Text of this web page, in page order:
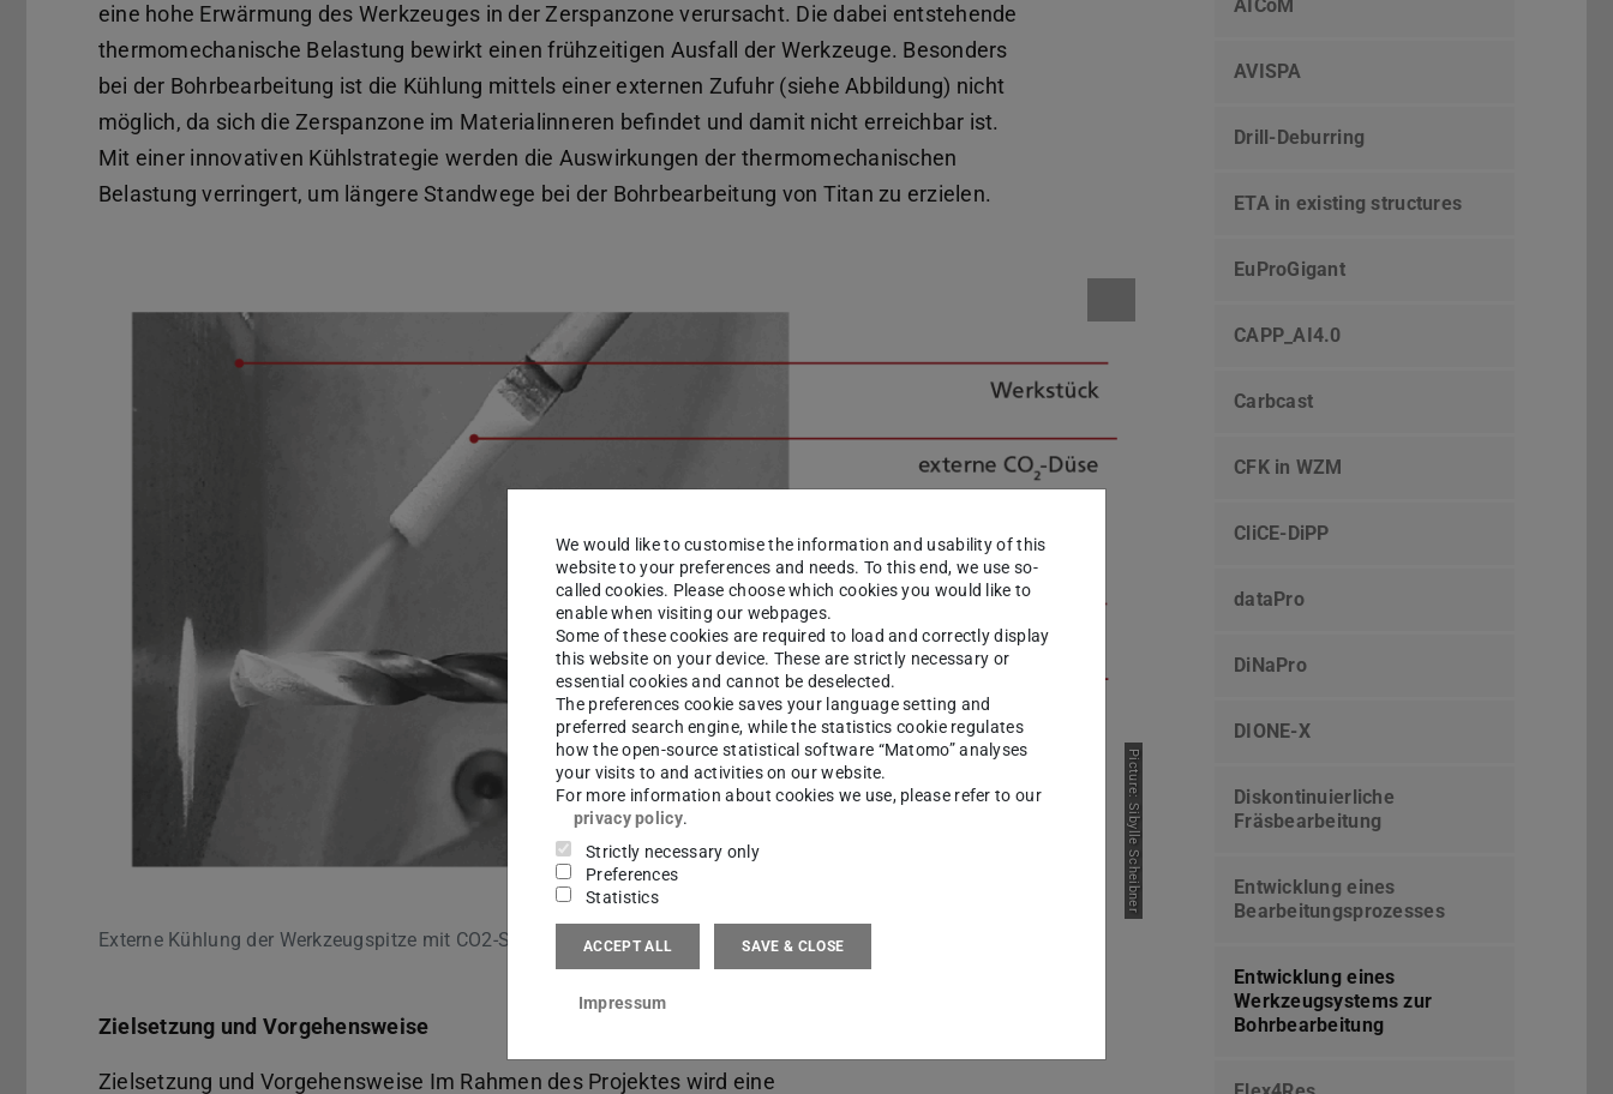
eine hohe Erwärmung des Werkzeuges in der Zerspanzone verursacht. Die dabei entstehende
thermomechanische Belastung bewirkt einen frühzeitigen Ausfall der Werkzeuge. Besonders
bei der Bohrbearbeitung ist die Kühlung mittels einer externen Zufuhr (siehe Abbildung) nicht
möglich, da sich die Zerspanzone im Materialinneren befindet und damit nicht erreichbar ist.
Mit einer innovativen Kühlstrategie werden die Auswirkungen der thermomechanischen
Belastung verringert, um längere Standwege bei der Bohrbearbeitung von Titan zu erzielen.
Picture: Sibylle Scheibner
Externe Kühlung der Werkzeugspitze mit CO2-Schnee
Zielsetzung und Vorgehensweise
Zielsetzung und Vorgehensweise Im Rahmen des Projektes wird eine
AICoM
AVISPA
Drill-Deburring
ETA in existing structures
EuProGigant
CAPP_AI4.0
Carbcast
CFK in WZM
CliCE-DiPP
dataPro
DiNaPro
DIONE-X
Diskontinuierliche
Fräsbearbeitung
Entwicklung eines
Bearbeitungsprozesses
Entwicklung eines
Werkzeugsystems zur
Bohrbearbeitung
We would like to customise the information and usability of this
website to your preferences and needs. To this end, we use so-
called cookies. Please choose which cookies you would like to
enable when visiting our webpages.
Some of these cookies are required to load and correctly display
this website on your device. These are strictly necessary or
essential cookies and cannot be deselected.
The preferences cookie saves your language setting and
preferred search engine, while the statistics cookie regulates
how the open-source statistical software “Matomo” analyses
your visits to and activities on our website.
For more information about cookies we use, please refer to our
privacy policy.
Strictly necessary only
Preferences
Statistics
ACCEPT ALL SAVE & CLOSE
Impressum